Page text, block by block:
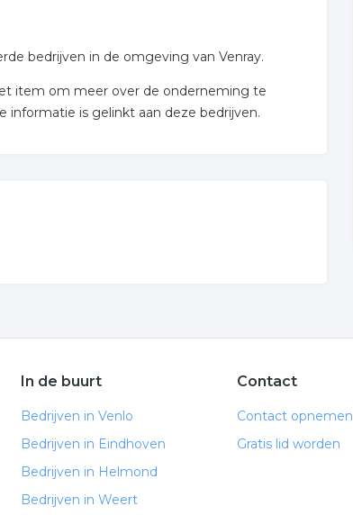
bedrijven in de omgeving van Venray.
item om meer over de onderneming te
is gelinkt aan deze bedrijven.
In de buurt
Bedrijven in Venlo
Bedrijven in Eindhoven
Bedrijven in Helmond
Bedrijven in Weert
Contact
Contact opnemen
Gratis lid worden